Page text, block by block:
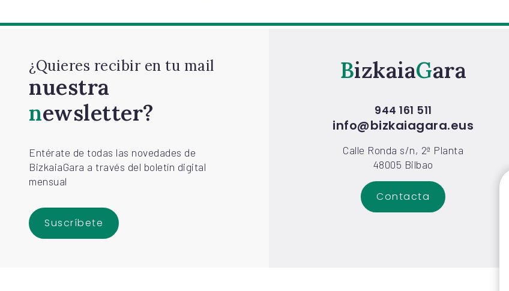
¿Quieres recibir en tu mail
nuestra
newsletter?
Entérate de todas las novedades de
BizkaiaGara a través del boletín digital
mensual
Suscríbete
Bizkaia Gara
944 161 511
info@bizkaiagara.eus
Calle Ronda s/n, 2ª Planta
48005 Bilbao
Contacta